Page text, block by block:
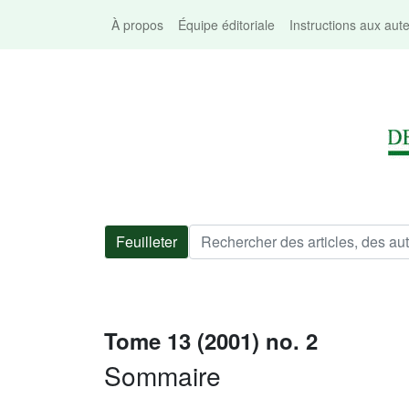
À propos Équipe éditoriale Instructions aux
Feuilleter
Tome 13 (2001) no. 2
Sommaire